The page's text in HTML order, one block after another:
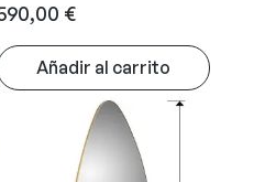
€
Añadir al carrito